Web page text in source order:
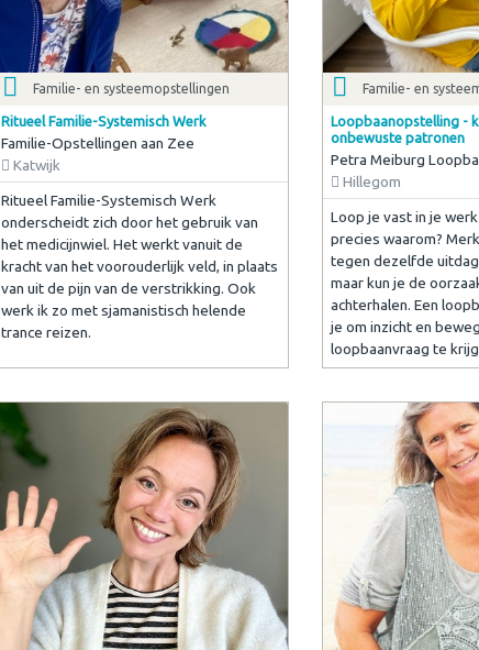
Familie- en systeemopstellingen
Ritueel Familie-Systemisch Werk
Familie-Opstellingen aan Zee
Katwijk
Ritueel Familie-Systemisch Werk
onderscheidt zich door het gebruik van
het medicijnwiel. Het werkt vanuit de
kracht van het voorouderlijk veld, in plaats
van uit de pijn van de verstrikking. Ook
werk ik zo met sjamanistisch helende
trance reizen.
Familie- en
Loopbaanopstelling -
onbewuste patronen
Petra Meiburg
Hillegom
Loop je vast in je
precies waarom?
tegen dezelfde
maar kun je de
achterhalen. Een
je om inzicht en
loopbaanvraag te